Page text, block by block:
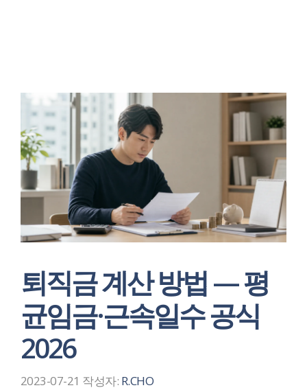
퇴직금 계산 방법 — 평
균임금·근속일수 공식
2026
2023-07-21 작성자: R.CHO